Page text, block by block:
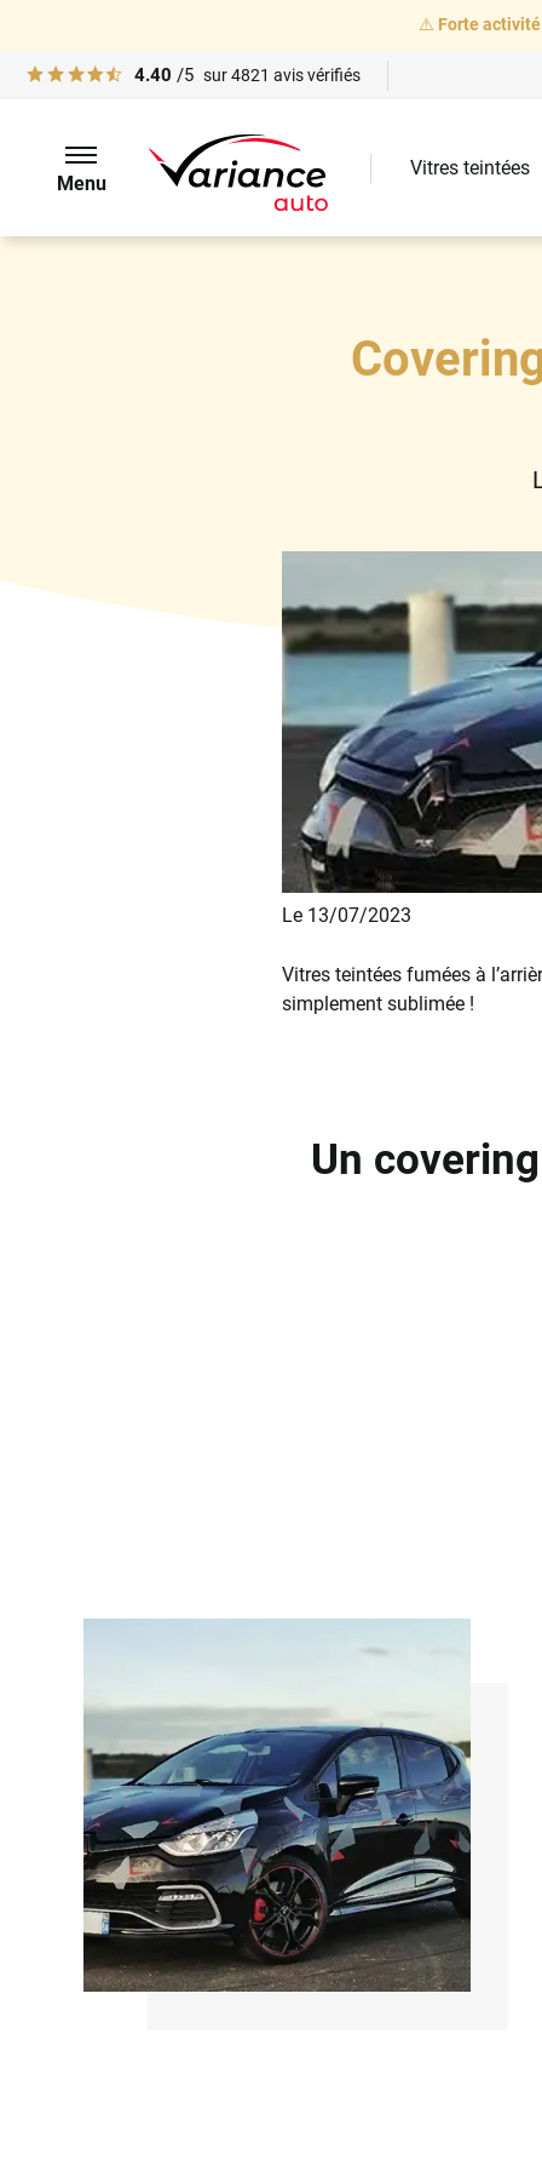
⚠️ Forte activité
4.40 /5 sur4821 avis vérifiés
Menu
Vitres teintées
Le 13/07/2023
Vitres teintées fumées à
simplement sublimée !
Un